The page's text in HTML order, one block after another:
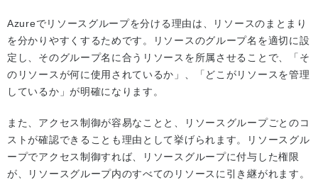
Azureでリソースグループを分ける理由は、リソースのまとまり
を分かりやすくするためです。リソースのグループ名を適切に設
定し、そのグループ名に合うリソースを所属させることで、「そ
のリソースが何に使用されているか」、「どこがリソースを管理
しているか」が明確になります。
また、アクセス制御が容易なことと、リソースグループごとのコ
ストが確認できることも理由として挙げられます。リソースグル
ープでアクセス制御すれば、リソースグループに付与した権限
が、リソースグループ内のすべてのリソースに引き継がれます。